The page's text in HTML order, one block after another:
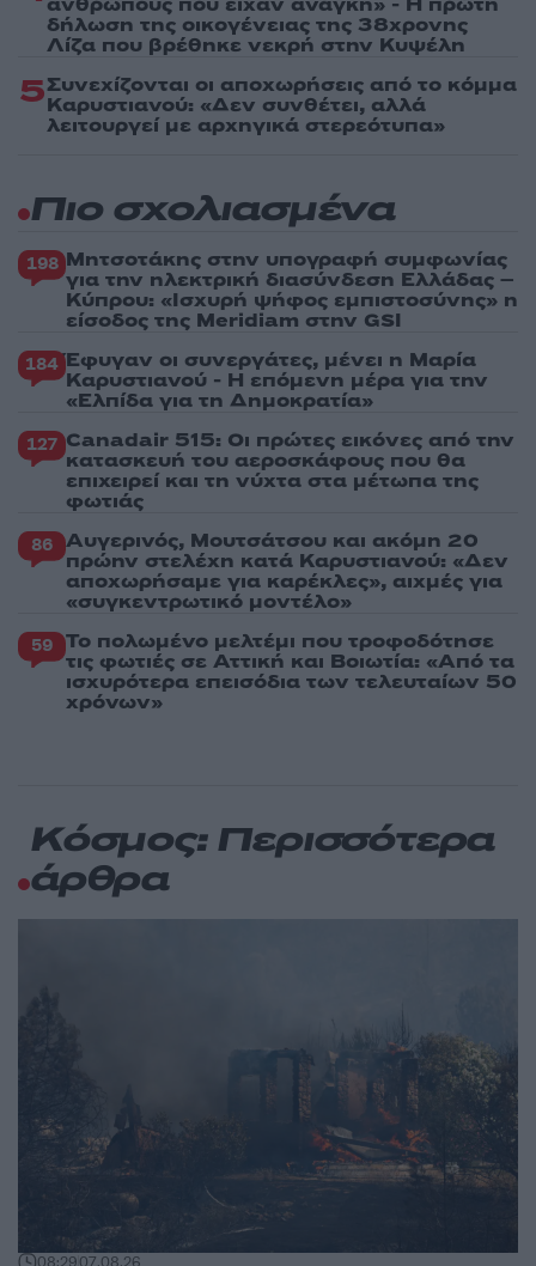
ανθρώπους που είχαν ανάγκη» - Η πρώτη
δήλωση της οικογένειας της 38χρονης
Λίζα που βρέθηκε νεκρή στην Κυψέλη
5Συνεχίζονται οι αποχωρήσεις από το κόμμα
Καρυστιανού: «Δεν συνθέτει, αλλά
λειτουργεί με αρχηγικά στερεότυπα»
Πιο σχολιασμένα
198 Μητσοτάκης στην υπογραφή συμφωνίας
για την ηλεκτρική διασύνδεση Ελλάδας –
Κύπρου: «Ισχυρή ψήφος εμπιστοσύνης» η
είσοδος της Meridiam στην GSI
184 Έφυγαν οι συνεργάτες, μένει η Μαρία
Καρυστιανού - Η επόμενη μέρα για την
«Ελπίδα για τη Δημοκρατία»
127 Canadair 515: Οι πρώτες εικόνες από την
κατασκευή του αεροσκάφους που θα
επιχειρεί και τη νύχτα στα μέτωπα της
φωτιάς
86 Αυγερινός, Μουτσάτσου και ακόμη 20
πρώην στελέχη κατά Καρυστιανού: «Δεν
αποχωρήσαμε για καρέκλες», αιχμές για
«συγκεντρωτικό μοντέλο»
59 Το πολωμένο μελτέμι που τροφοδότησε
τις φωτιές σε Αττική και Βοιωτία: «Από τα
ισχυρότερα επεισόδια των τελευταίων 50
χρόνων»
Κόσμος: Περισσότερα
άρθρα